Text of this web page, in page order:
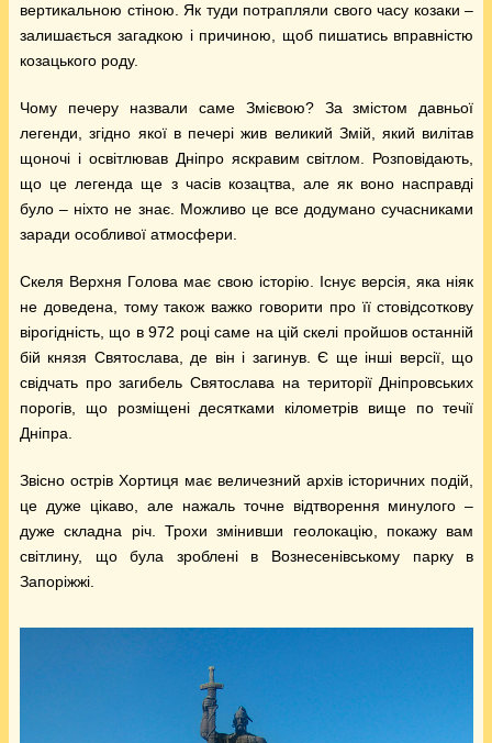
вертикальною стіною. Як туди потрапляли свого часу козаки –
залишається загадкою і причиною, щоб пишатись вправністю
козацького роду.
Чому печеру назвали саме Змієвою? За змістом давньої
легенди, згідно якої в печері жив великий Змій, який вилітав
щоночі і освітлював Дніпро яскравим світлом. Розповідають,
що це легенда ще з часів козацтва, але як воно насправді
було – ніхто не знає. Можливо це все додумано сучасниками
заради особливої атмосфери.
Скеля Верхня Голова має свою історію. Існує версія, яка ніяк
не доведена, тому також важко говорити про її стовідсоткову
вірогідність, що в 972 році саме на цій скелі пройшов останній
бій князя Святослава, де він і загинув. Є ще інші версії, що
свідчать про загибель Святослава на території Дніпровських
порогів, що розміщені десятками кілометрів вище по течії
Дніпра.
Звісно острів Хортиця має величезний архів історичних подій,
це дуже цікаво, але нажаль точне відтворення минулого –
дуже складна річ. Трохи змінивши геолокацію, покажу вам
світлину, що була зроблені в Вознесенівському парку в
Запоріжжі.